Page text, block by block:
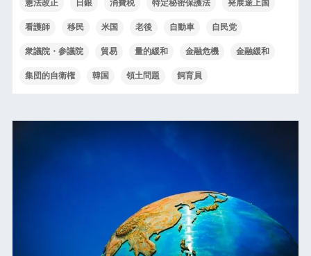
憲法改正 日銀 消費税 特定秘密保護法 発展途上国
看護師 移民 米国 老後 自動車 自民党
衆議院・参議院 貿易 量的緩和 金融危機 金融緩和
集団的自衛権 韓国 領土問題 飼育員